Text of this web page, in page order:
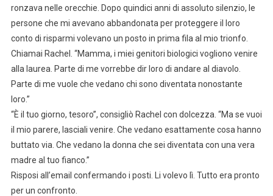
ronzava nelle orecchie. Dopo quindici anni di assoluto silenzio, le
persone che mi avevano abbandonata per proteggere il loro
conto di risparmi volevano un posto in prima fila al mio trionfo.
Chiamai Rachel. “Mamma, i miei genitori biologici vogliono venire
alla laurea. Parte di me vorrebbe dir loro di andare al diavolo.
Parte di me vuole che vedano chi sono diventata nonostante
loro.”
“È il tuo giorno, tesoro”, consigliò Rachel con dolcezza. “Ma se vuoi
il mio parere, lasciali venire. Che vedano esattamente cosa hanno
buttato via. Che vedano la donna che sei diventata con una vera
madre al tuo fianco.”
Risposi all’email confermando i posti. Li volevo lì. Tutto era pronto
per un confronto.